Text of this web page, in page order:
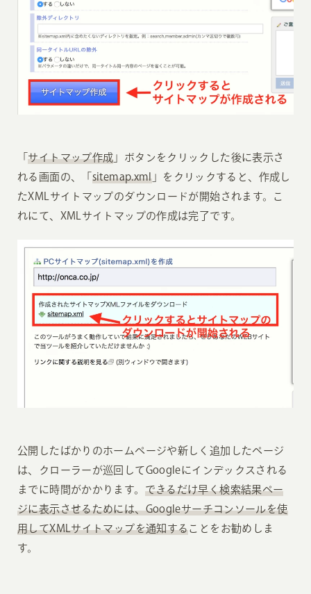
「サイトマップ作成 」ボタンをクリックした後に表示さ
れる画面の、「 sitemap.xml」をクリックすると、作成し
たXMLサイトマップのダウンロードが開始されます。こ
れにて、XMLサイトマップの作成は完了です。
公開したばかりのホームページや新しく追加したページ
は、クローラーが巡回してGoogleにインデックスされる
までに時間がかかります。 できるだけ早く検索結果ペー
ジに表示させるためには、Googleサーチコンソールを使
用してXMLサイトマップを通知することをお勧めしま
す。